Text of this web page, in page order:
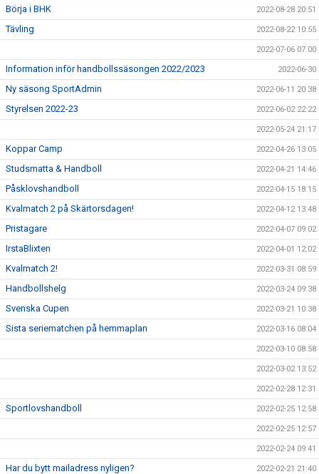
Börja i BHK 2022-08-28 20:51
Tävling 2022-08-22 10:55
2022-07-06 07:00
Information inför handbollssäsongen 2022/2023 2022-06-30
Ny säsong SportAdmin 2022-06-11 20:38
Styrelsen 2022-23 2022-06-02 22:22
2022-05-24 21:17
Koppar Camp 2022-04-26 13:05
Studsmatta & Handboll 2022-04-21 14:46
Påsklovshandboll 2022-04-15 18:15
Kvalmatch 2 på Skärtorsdagen! 2022-04-12 13:48
Pristagare 2022-04-07 09:02
IrstaBlixten 2022-04-01 12:02
Kvalmatch 2! 2022-03-31 08:59
Handbollshelg 2022-03-24 09:38
Svenska Cupen 2022-03-21 10:38
Sista seriematchen på hemmaplan 2022-03-16 08:04
2022-03-10 08:58
2022-03-02 13:52
2022-02-28 12:31
Sportlovshandboll 2022-02-25 12:58
2022-02-25 12:57
2022-02-24 09:41
Har du bytt mailadress nyligen? 2022-02-21 21:40